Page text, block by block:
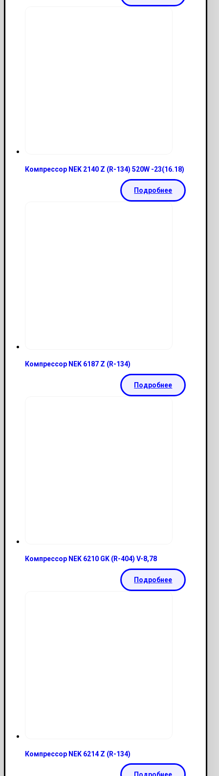
Компрессор NEK 2140 Z (R-134) 520W -23(16.18)
Подробнее
Компрессор NEK 6187 Z (R-134)
Подробнее
Компрессор NEK 6210 GK (R-404) V-8,78
Подробнее
Компрессор NEK 6214 Z (R-134)